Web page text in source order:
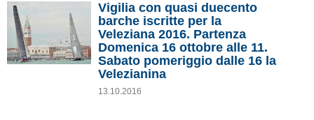
Vigilia con quasi duecento
barche iscritte per la
Veleziana 2016. Partenza
Domenica 16 ottobre alle 11.
Sabato pomeriggio dalle 16 la
Velezianina
13.10.2016